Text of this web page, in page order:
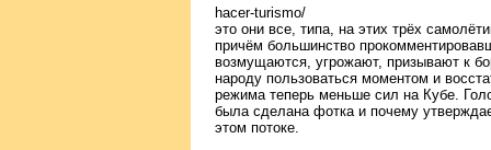
hacer-turismo/
это они все, типа, на этих трёх
причём большинство
возмущаются, угрожают, призывают к
народу пользоваться моментом и
режима теперь меньше сил на Кубе.
была сделана фотка и почему
этом потоке.